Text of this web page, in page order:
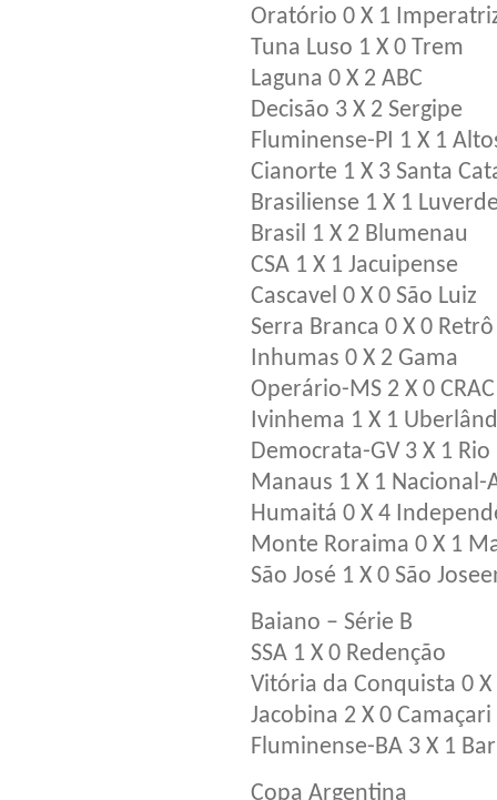
Oratório 0 X 1
Tuna Luso 1 X 0 Trem
Laguna 0 X 2 ABC
Decisão 3 X 2 Sergipe
Fluminense-PI 1 X 1
Cianorte 1 X 3 Santa
Brasiliense 1 X 1
Brasil 1 X 2 Blumenau
CSA 1 X 1 Jacuipense
Cascavel 0 X 0 São Luiz
Serra Branca 0 X 0 Retrô
Inhumas 0 X 2 Gama
Operário-MS 2 X 0 CRAC
Ivinhema 1 X 1
Democrata-GV 3 X 1 Rio
Manaus 1 X 1 Nacional-
Humaitá 0 X 4
Monte Roraima 0 X 1
São José 1 X 0 São
Baiano – Série B
SSA 1 X 0 Redenção
Vitória da Conquista 0
Jacobina 2 X 0 Camaçari
Fluminense-BA 3 X 1
Copa Argentina